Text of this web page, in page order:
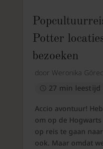
Potter
bezoeken
door Weronika
27 min leestijd
Accio avontuur!
om op de
op reis te gaan
ook. Maar omdat